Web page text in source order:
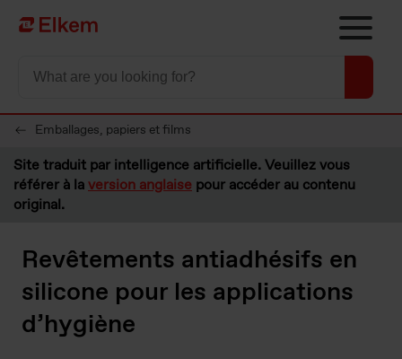
Skip to main content
Vers la page d'accueil
Emballages, papiers et films
Site traduit par intelligence artificielle. Veuillez vous
référer à laversion anglaise pour accéder au contenu
original.
Revêtements antiadhésifs en
silicone pour les applications
d’hygiène